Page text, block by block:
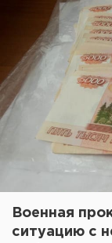
Военная
ситуацию с